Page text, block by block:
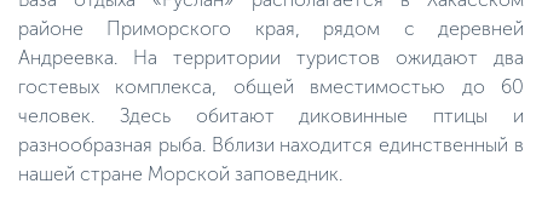
районе Приморского края, рядом с деревней
Андреевка. На территории туристов ожидают два
гостевых комплекса, общей вместимостью до 60
человек. Здесь обитают диковинные птицы и
разнообразная рыба. Вблизи находится единственный в
нашей стране Морской заповедник.